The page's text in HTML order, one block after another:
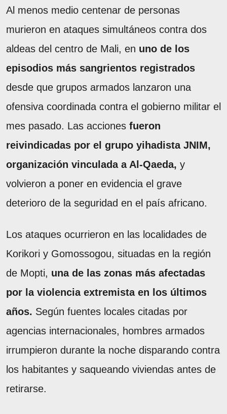
Al menos medio centenar de personas
murieron en ataques simultáneos contra dos
aldeas del centro de Mali, en uno de los
episodios más sangrientos registrados
desde que grupos armados lanzaron una
ofensiva coordinada contra el gobierno militar el
mes pasado. Las acciones fueron
reivindicadas por el grupo yihadista JNIM,
organización vinculada a Al-Qaeda, y
volvieron a poner en evidencia el grave
deterioro de la seguridad en el país africano.
Los ataques ocurrieron en las localidades de
Korikori y Gomossogou, situadas en la región
de Mopti, una de las zonas más afectadas
por la violencia extremista en los últimos
años. Según fuentes locales citadas por
agencias internacionales, hombres armados
irrumpieron durante la noche disparando contra
los habitantes y saqueando viviendas antes de
retirarse.